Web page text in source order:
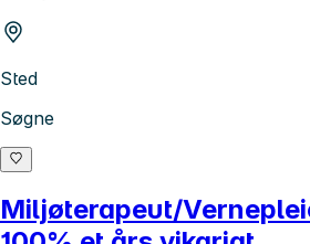
Sted
Søgne
Miljøterapeut/